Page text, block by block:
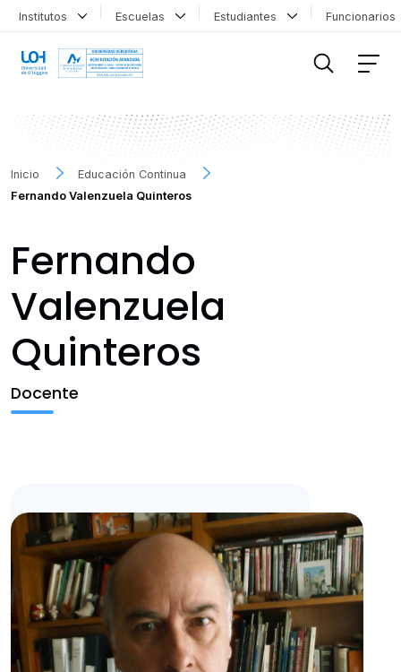
Institutos Escuelas Estudiantes
Inicio
Educación Continua
Fernando Valenzuela Quinteros
Fernando
Valenzuela
Quinteros
Docente